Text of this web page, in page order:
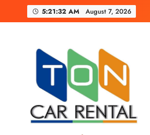
5:21:34 AM August 7, 2026